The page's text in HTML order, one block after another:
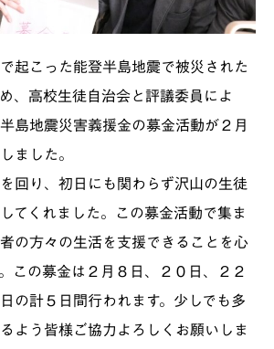
起こった能登半島地震で被災された
、高校生徒自治会と評議委員によ
島地震災害義援金の募金活動が２月
ました。
回り、初日にも関わらず沢山の生徒
てくれました。この募金活動で集ま
の方々の生活を支援できることを心
この募金は２月８日、２０日、２２
の計５日間行われます。少しでも多
よう皆様ご協力よろしくお願いしま